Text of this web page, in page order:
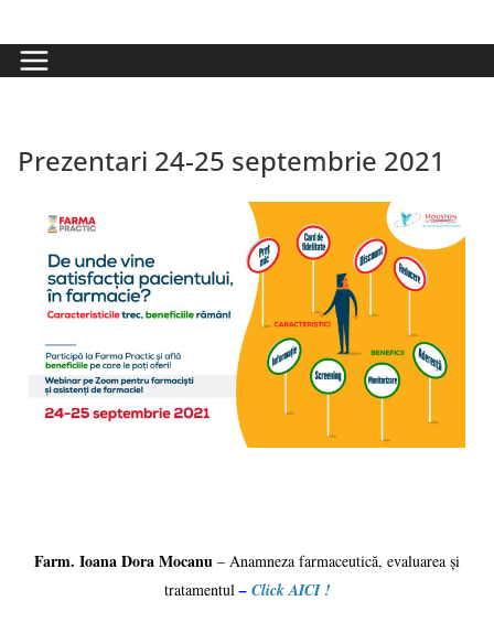
Prezentari 24-25 septembrie 2021
Farm. Ioana Dora Mocanu – Anamneza farmaceutică, evaluarea și
tratamentul– Click AICI !